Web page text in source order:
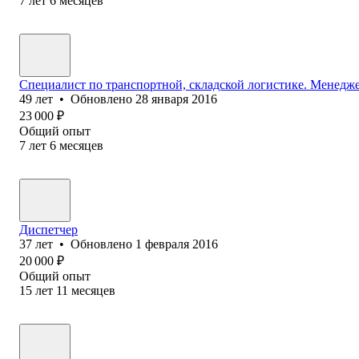
Специалист по транспортной, складской логистике.
49 лет • Обновлено 28 января 2016
23 000 ₽
Общий опыт
7 лет 6 месяцев
Диспетчер
37 лет • Обновлено 1 февраля 2016
20 000 ₽
Общий опыт
15 лет 11 месяцев